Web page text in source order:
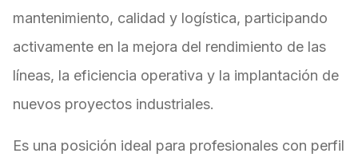
mantenimiento, calidad y logística, participando
activamente en la mejora del rendimiento de las
líneas, la eficiencia operativa y la implantación de
nuevos proyectos industriales.
Es una posición ideal para profesionales con perfil